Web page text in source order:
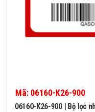
Mã: 06160-K26-900
06160-K26-900 | Bộ lọc